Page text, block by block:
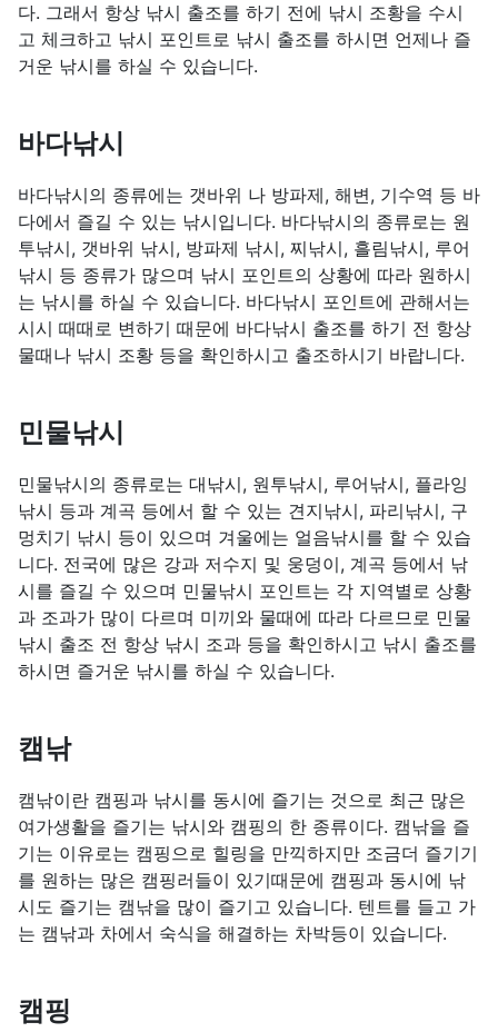
다. 그래서 항상 낚시 출조를 하기 전에 낚시 조황을 수시
고 체크하고 낚시 포인트로 낚시 출조를 하시면 언제나 즐
거운 낚시를 하실 수 있습니다.
바다낚시
바다낚시의 종류에는 갯바위 나 방파제, 해변, 기수역 등 바
다에서 즐길 수 있는 낚시입니다. 바다낚시의 종류로는 원
투낚시, 갯바위 낚시, 방파제 낚시, 찌낚시, 흘림낚시, 루어
낚시 등 종류가 많으며 낚시 포인트의 상황에 따라 원하시
는 낚시를 하실 수 있습니다. 바다낚시 포인트에 관해서는
시시 때때로 변하기 때문에 바다낚시 출조를 하기 전 항상
물때나 낚시 조황 등을 확인하시고 출조하시기 바랍니다.
민물낚시
민물낚시의 종류로는 대낚시, 원투낚시, 루어낚시, 플라잉
낚시 등과 계곡 등에서 할 수 있는 견지낚시, 파리낚시, 구
멍치기 낚시 등이 있으며 겨울에는 얼음낚시를 할 수 있습
니다. 전국에 많은 강과 저수지 및 웅덩이, 계곡 등에서 낚
시를 즐길 수 있으며 민물낚시 포인트는 각 지역별로 상황
과 조과가 많이 다르며 미끼와 물때에 따라 다르므로 민물
낚시 출조 전 항상 낚시 조과 등을 확인하시고 낚시 출조를
하시면 즐거운 낚시를 하실 수 있습니다.
캠낚
캠낚이란 캠핑과 낚시를 동시에 즐기는 것으로 최근 많은
여가생활을 즐기는 낚시와 캠핑의 한 종류이다. 캠낚을 즐
기는 이유로는 캠핑으로 힐링을 만끽하지만 조금더 즐기기
를 원하는 많은 캠핑러들이 있기때문에 캠핑과 동시에 낚
시도 즐기는 캠낚을 많이 즐기고 있습니다. 텐트를 들고 가
는 캠낚과 차에서 숙식을 해결하는 차박등이 있습니다.
캠핑